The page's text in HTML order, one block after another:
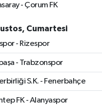
- Çorum FK
Cumartesi
- Rizespor
- Trabzonspor
S.K. - Fenerbahçe
FK - Alanyaspor